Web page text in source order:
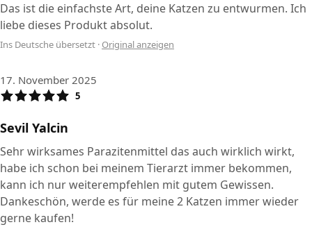
Das ist die einfachste Art, deine Katzen zu entwurmen. Ich
liebe dieses Produkt absolut.
Ins Deutsche übersetzt · Original anzeigen
17. November 2025
5
Sevil Yalcin
Sehr wirksames Parazitenmittel das auch wirklich wirkt,
habe ich schon bei meinem Tierarzt immer bekommen,
kann ich nur weiterempfehlen mit gutem Gewissen.
Dankeschön, werde es für meine 2 Katzen immer wieder
gerne kaufen!